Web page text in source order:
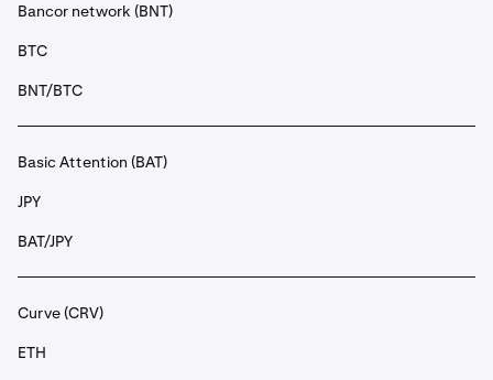
Bancor network (BNT)
BTC
BNT/BTC
Basic Attention (BAT)
JPY
BAT/JPY
Curve (CRV)
ETH